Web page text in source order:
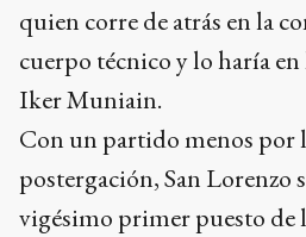
quien corre de atrás en la
cuerpo técnico y lo haría
Iker Muniain.
Con un partido menos por
postergación, San Lorenzo
vigésimo primer puesto de